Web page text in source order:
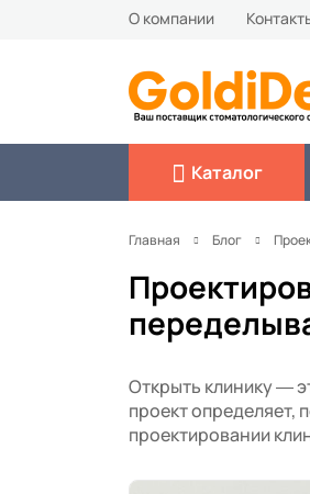
О компании
Каталог
Главная Блог
Открыть клинику —
проект определяет,
проектировании